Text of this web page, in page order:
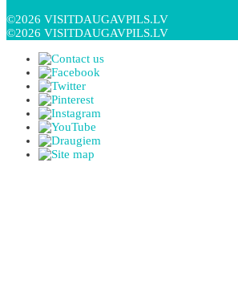
©2026 VISITDAUGAVPILS.LV
©2026 VISITDAUGAVPILS.LV